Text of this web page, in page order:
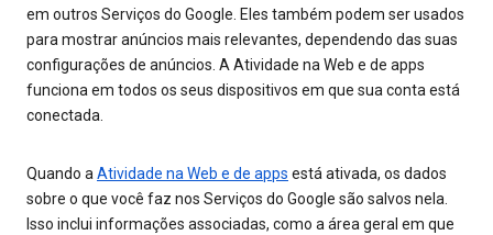
em outros Serviços do Google. Eles também podem ser usados
para mostrar anúncios mais relevantes, dependendo das suas
configurações de anúncios. A Atividade na Web e de apps
funciona em todos os seus dispositivos em que sua conta está
conectada.
Quando aAtividade na Web e de apps está ativada, os dados
sobre o que você faz nos Serviços do Google são salvos nela.
Isso inclui informações associadas, como a área geral em que